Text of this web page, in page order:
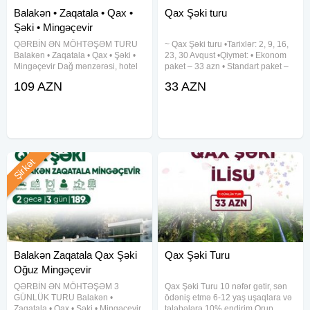
Balakən • Zaqatala • Qax •
Şəki • Mingəçevir
QƏRBİN ƏN MÖHTƏŞƏM TURU
Balakən • Zaqatala • Qax • Şəki •
Mingəçevir Dağ mənzərəsi, hotel
Qiymət: 109 AZN Müddət: 1 gecə /
109 AZN
Qax Şəki turu
~ Qax Şəki turu •Tarixlər: 2, 9, 16,
23, 30 Avqust •Qiymət: • Ekonom
paket – 33 azn • Standart paket –
✓Qiymətə daxildir: • Komfortlu
33 AZN
Balakən Zaqatala Qax Şəki
Oğuz Mingəçevir
QƏRBİN ƏN MÖHTƏŞƏM 3
GÜNLÜK TURU Balakən •
Şirkət
Qax Şəki Turu
Qax Şəki Turu 10 nəfər gətir, sən
ödəniş etmə 6-12 yaş uşaqlara və